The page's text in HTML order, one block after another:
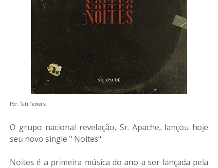
Por: Tati Teixeira
O grupo nacional revelação, Sr. Apache, lançou hoje
seu novo single " Noites".
Noites é a primeira música do ano a ser lançada pela